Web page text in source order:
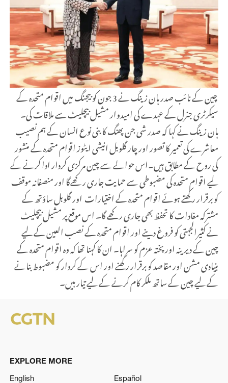
چین کے نائب صدر ہان زینگ نے 3 جون کو بیجنگ میں اقوام متحدہ کے
سیکرٹری جنرل کے عہدے کی امیدوار مشیل بیچلیٹ سے ملاقات کی۔
ہان زینگ نے کہا کہ صدر شی جن پھنگ کا بنی نوع انسان کے ہم نصیب
معاشرے کی تعمیر کا تصور اور چار گلوبل انیشی ایٹوز اقوام متحدہ کے منشور
کی روح کے مطابق ہیں۔اس حوالے سے چین مرکزی کردار ادا کرنے کے
لیے اقوام متحدہ کی مضبوطی سے حمایت جاری رکھےگا اور منصفانہ موقف
کو برقرار رکھتے ہوئے اقوام متحدہ کے اختیارات اور گلوبل ساؤتھ کے
مشترکہ مفادات کا تحفظ بھی جاری رکھے گا۔ اس موقع پر مشیل بیچلیٹ
نے کثیرالجہتی کو فروغ دینے اور اقوام متحدہ کے نصب العین کے لیے
چین کے دیرینہ اور پختہ عزم کو سراہا۔ ان کا کہنا تھا کہ وہ اقوام متحدہ کے
بنیادی مشن اور مقاصد کو برقرار رکھنے اور اس کے کردار کو مضبوط بنانے
کے لیے چین کے ساتھ ملکر کام کرنے کے لیے تیار ہیں۔
EXPLORE MORE
English
Español